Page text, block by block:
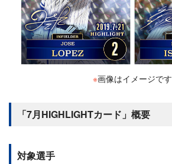
※画像はイメージです
「7月HIGHLIGHTカード」概要
対象選手